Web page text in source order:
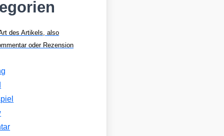
des Artikels, also
oder Rezension